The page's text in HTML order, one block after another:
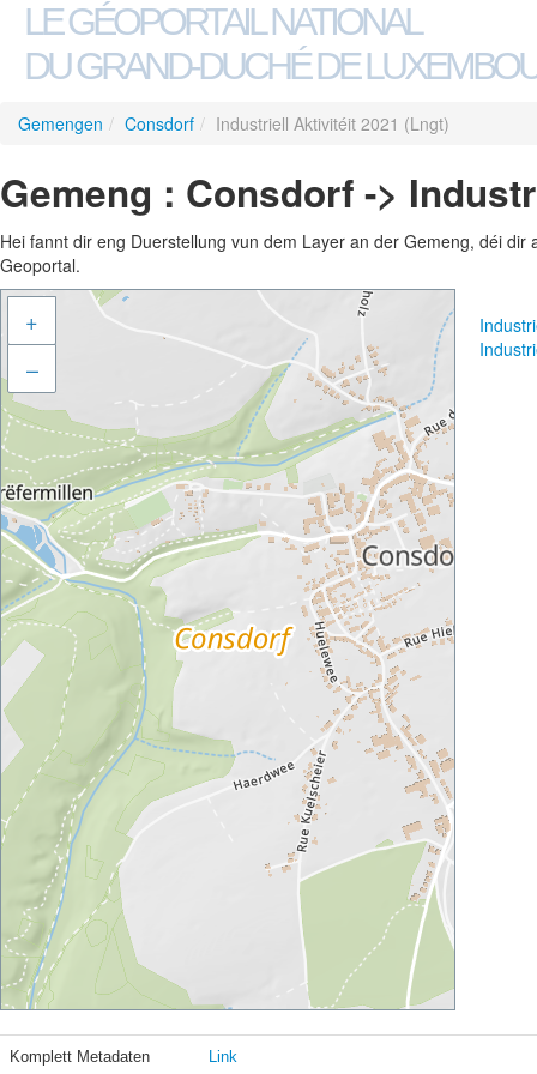
LE GÉOPORTAIL NATIONAL
DU GRAND-DUCHÉ DE
Gemengen / Consdorf / Industriell Aktivitéit 2021 (Lngt)
Gemeng : Consdorf ->
Hei fannt dir eng Duerstellung vun dem Layer an der Gemeng, déi
Geoportal.
+
–
Komplett Metadaten Link